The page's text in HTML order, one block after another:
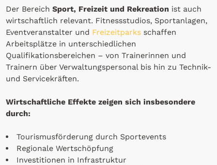
Der Bereich Sport, Freizeit und Rekreation ist auch
wirtschaftlich relevant. Fitnessstudios, Sportanlagen,
Eventveranstalter und Freizeitparks schaffen
Arbeitsplätze in unterschiedlichen
Qualifikationsbereichen – von Trainerinnen und
Trainern über Verwaltungspersonal bis hin zu Technik-
und Servicekräften.
Wirtschaftliche Effekte zeigen sich insbesondere
durch:
Tourismusförderung durch Sportevents
Regionale Wertschöpfung
Investitionen in Infrastruktur